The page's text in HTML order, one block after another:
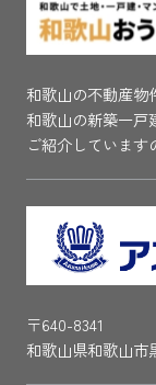
和歌山の不動産物
和歌山の新築一戸
ご紹介しています
〒640-8341
和歌山県和歌山市